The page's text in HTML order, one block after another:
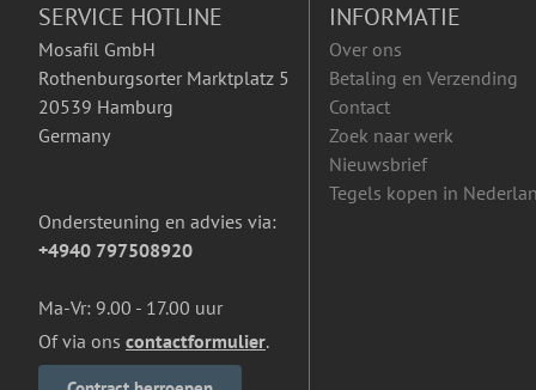
SERVICE HOTLINE
Mosafil GmbH
Rothenburgsorter Marktplatz 5
20539 Hamburg
Germany
Ondersteuning en advies via:
+4940 797508920
Ma-Vr: 9.00 - 17.00 uur
Of via ons contactformulier.
INFORMATIE
Over ons
Betaling en Verzending
Contact
Zoek naar werk
Nieuwsbrief
Tegels kopen in